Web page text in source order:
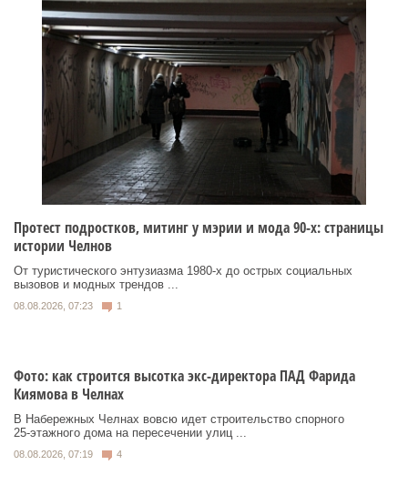
Протест подростков, митинг у мэрии и мода 90-х: страницы
истории Челнов
От туристического энтузиазма 1980‑х до острых социальных
вызовов и модных трендов ...
08.08.2026, 07:23 1
Фото: как строится высотка экс-директора ПАД Фарида
Киямова в Челнах
В Набережных Челнах вовсю идет строительство спорного
25‑этажного дома на пересечении улиц ...
08.08.2026, 07:19 4